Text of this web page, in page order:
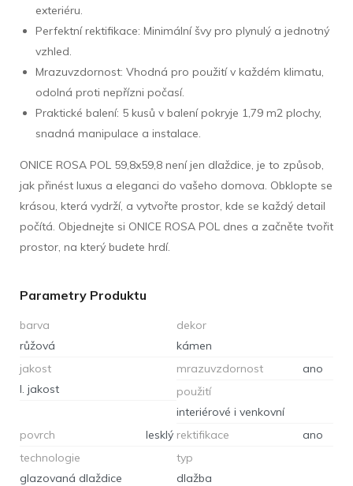
exteriéru.
Perfektní rektifikace: Minimální švy pro plynulý a jednotný
vzhled.
Mrazuvzdornost: Vhodná pro použití v každém klimatu,
odolná proti nepřízni počasí.
Praktické balení: 5 kusů v balení pokryje 1,79 m2 plochy,
snadná manipulace a instalace.
ONICE ROSA POL 59,8x59,8 není jen dlaždice, je to způsob,
jak přinést luxus a eleganci do vašeho domova. Obklopte se
krásou, která vydrží, a vytvořte prostor, kde se každý detail
počítá. Objednejte si ONICE ROSA POL dnes a začněte tvořit
prostor, na který budete hrdí.
Parametry Produktu
barva
růžová
dekor
kámen
jakost
I. jakost
mrazuvzdornost
ano
použití
interiérové i venkovní
povrch
lesklý rektifikace
ano
technologie
glazovaná dlaždice
typ
dlažba